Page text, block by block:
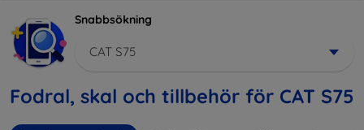
Snabbsökning
CAT S75
Fodral, skal och tillbehör för CAT S75